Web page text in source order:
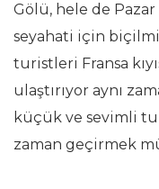
Gölü, hele de
seyahati için
turistleri Fransa
ulaştırıyor aynı
küçük ve sevimli
zaman geçirmek